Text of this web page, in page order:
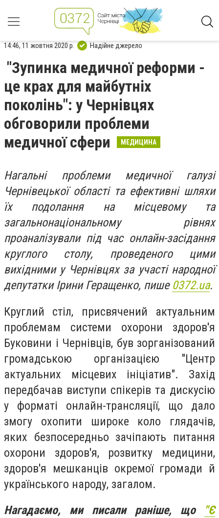
14:46, 11 жовтня 2020 р. Надійне джерело
"Зупинка медичної реформи -
це крах для майбутніх
поколінь": у Чернівцях
обговорили проблеми
медичної сфери
МЕДИЦИНА
Нагальні проблеми медичної галузі
Чернівецької області та ефективні шляхи
їх подолання на місцевому та
загальнонаціональному рівнях
проаналізували під час онлайн-засідання
круглого столу, проведеного цими
вихідними у Чернівцях за участі народної
депутатки Ірини Геращенко, пише 0372.ua.
Круглий стіл, присвячений актуальним
проблемам системи охорони здоров'я
Буковини і Чернівців, був зорганізований
громадською організацією "Центр
актуальних місцевих ініціатив". Захід
передбачав виступи спікерів та дискусію
у форматі онлайн-трансляції, що дало
змогу охопити широке коло глядачів,
яких безпосередньо зачіпають питання
охорони здоров'я, розвитку медицини,
здоров'я мешканців окремої громади й
українського народу, загалом.
Нагадаємо, ми писали раніше, що
"Є